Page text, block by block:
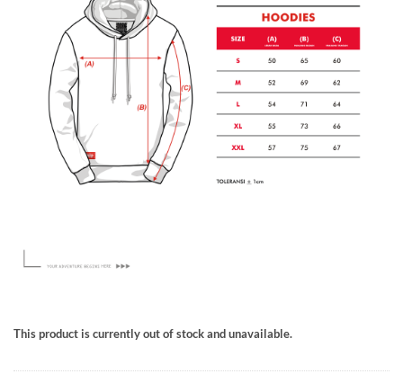
This product is currently out of stock and unavailable.